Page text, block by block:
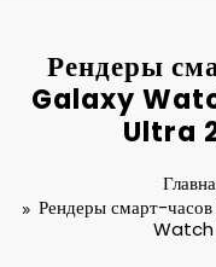
Рендеры
Galaxy
Ultra
Рендеры смарт-
Watch